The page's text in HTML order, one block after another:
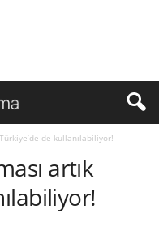
de kullanılabiliyor!
artık